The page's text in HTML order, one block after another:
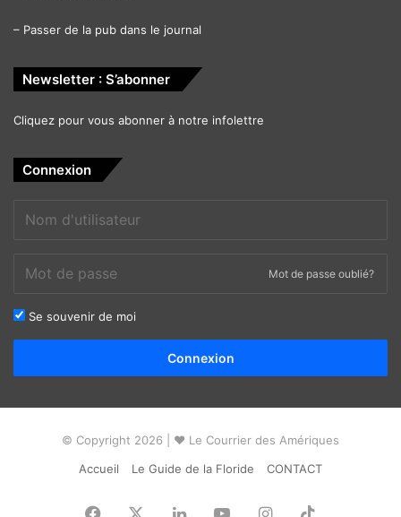
– Passer de la pub dans le journal
Newsletter : S’abonner
Cliquez pour vous abonner à notre infolettre
Connexion
Mot de passe oublié?
Se souvenir de moi
Connexion
© Copyright 2026 | ❤ Le Courrier des Amériques
Accueil
Le Guide de la Floride CONTACT
Facebook LinkedinYouTubeInstagram